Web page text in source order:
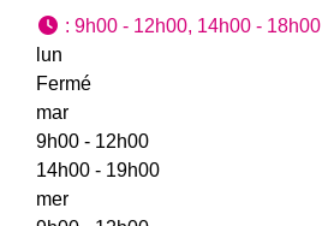
: 9h00 - 12h00, 14h00 - 18h00
lun
Fermé
mar
9h00 - 12h00
14h00 - 19h00
mer